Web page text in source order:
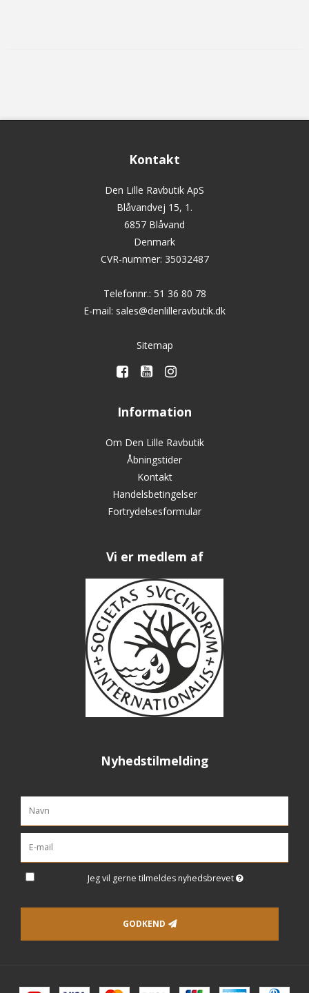
Kontakt
Den Lille Ravbutik ApS
Blåvandvej 15, 1.
6857 Blåvand
Denmark
CVR-nummer: 35032487
Telefonnr.: 51 36 80 78
E-mail: sales@denlilleravbutik.dk
Sitemap
Information
Om Den Lille Ravbutik
Åbningstider
Kontakt
Handelsbetingelser
Fortrydelsesformular
Vi er medlem af
Nyhedstilmelding
Jeg vil gerne tilmeldes nyhedsbrevet
GODKEND